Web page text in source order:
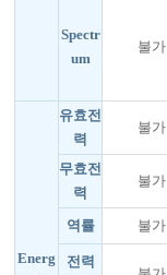
Spectr
um
불가
Energ
유효전
력
불가
무효전
력
불가
역률 불가
전력